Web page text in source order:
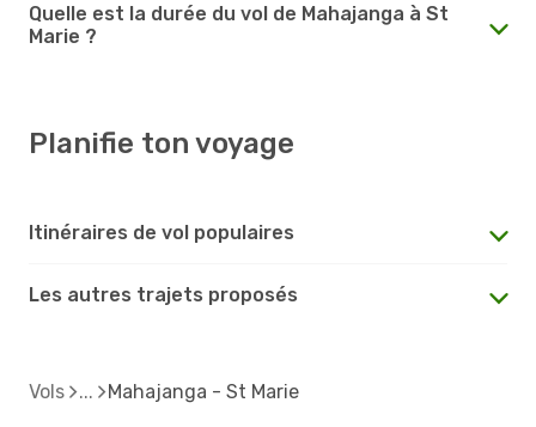
Quelle est la durée du vol de Mahajanga à St
Marie ?
Planifie ton voyage
Itinéraires de vol populaires
Les autres trajets proposés
Vols Mahajanga - St Marie